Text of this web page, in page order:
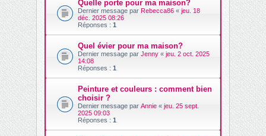
Quelle porte pour ma maison?
Dernier message par Rebecca86 « jeu. 18
déc. 2025 08:26
Réponses : 1
Quel évier pour ma maison?
Dernier message par Jenny « jeu. 2 oct. 2025
14:08
Réponses : 1
Peinture et couleurs : comment bien
choisir ?
Dernier message par Annie « jeu. 25 sept.
2025 09:03
Réponses : 1